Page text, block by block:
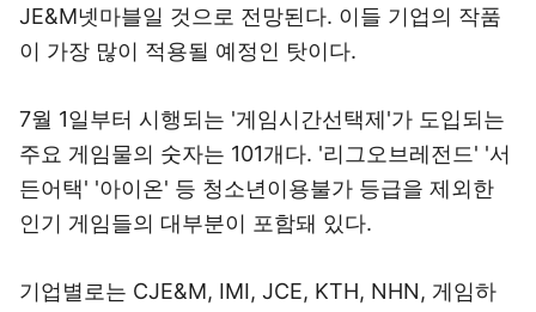
JE&M넷마블일 것으로 전망된다. 이들 기업의 작품
이 가장 많이 적용될 예정인 탓이다.
7월 1일부터 시행되는 '게임시간선택제'가 도입되는
주요 게임물의 숫자는 101개다. '리그오브레전드' '서
든어택' '아이온' 등 청소년이용불가 등급을 제외한
인기 게임들의 대부분이 포함돼 있다.
기업별로는 CJE&M, IMI, JCE, KTH, NHN, 게임하